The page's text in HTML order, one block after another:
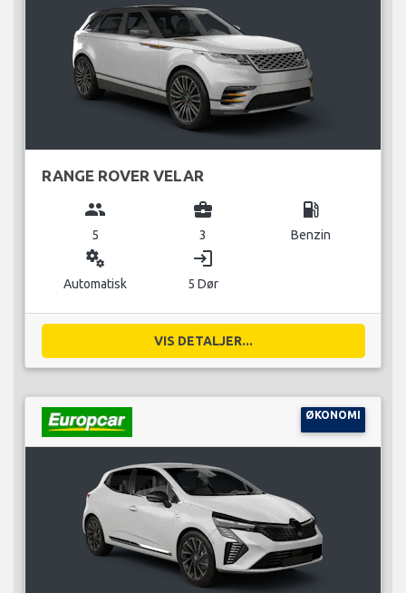
RANGE ROVER VELAR
group
5
business_center
3
local_gas_station
Benzin
miscellaneous_services
Automatisk
login
5 Dør
VIS DETALJER...
ØKONOMI